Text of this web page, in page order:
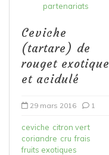
partenariats
Ceviche
(tartare) de
rouget exotique
et acidulé
29 mars 2016 1
ceviche citron vert
coriandre cru frais
fruits exotiques